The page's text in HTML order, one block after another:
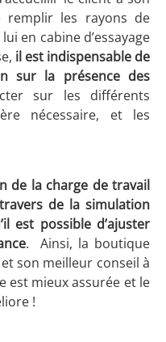
remplir les rayons de
en cabine d’essayage
il est indispensable de
sur la présence des
sur les différents
nécessaire, et les
de la charge de travail
de la simulation
est possible d’ajuster
. Ainsi, la boutique
son meilleur conseil à
est mieux assurée et le
!